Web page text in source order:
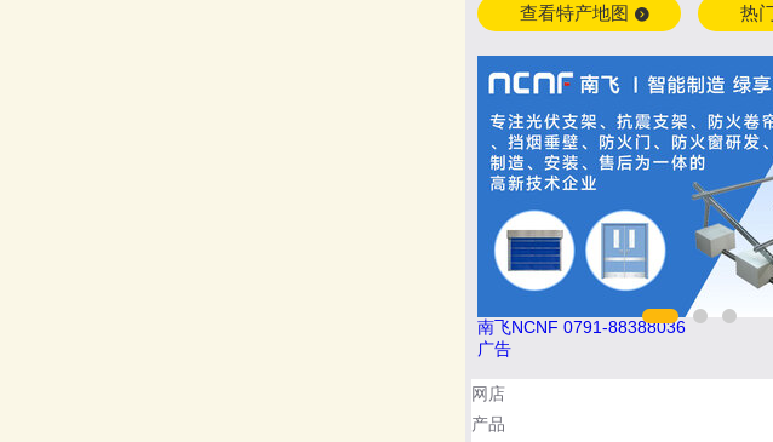
查看特产地图 热
南飞NCNF 0791-88388036
广告
网店
产品